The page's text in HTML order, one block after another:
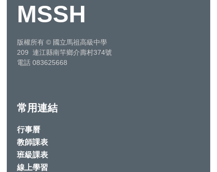
MSSH
版權所有 © 國立馬祖高級中學
209 連江縣南竿鄉介壽村374號
電話 083625668
常用連結
行事曆
教師課表
班級課表
線上學習